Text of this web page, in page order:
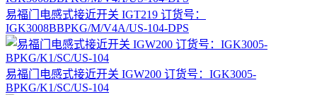
易福门电感式接近开关 IGT219 订货号：
IGK3008BBPKG/M/V4A/US-104-DPS
易福门电感式接近开关 IGW200 订货号：IGK3005-
BPKG/K1/SC/US-104